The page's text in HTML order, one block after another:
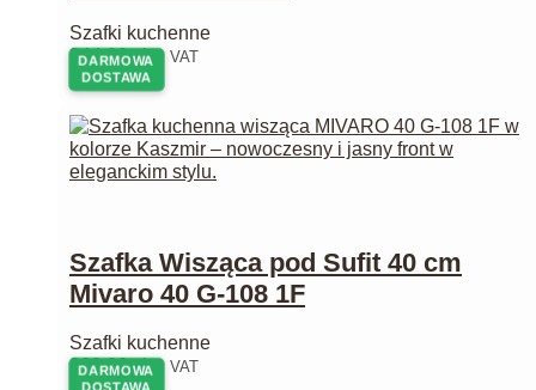
DARMOWA
DOSTAWA
Szafki kuchenne
244,00zł z VAT
DARMOWA
Szafka Wisząca pod Sufit 40 cm
Mivaro 40 G-108 1F
Szafki kuchenne
262,00zł z VAT